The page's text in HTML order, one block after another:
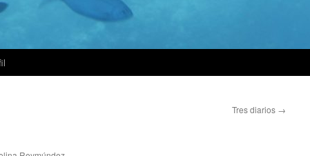
Tres diarios →